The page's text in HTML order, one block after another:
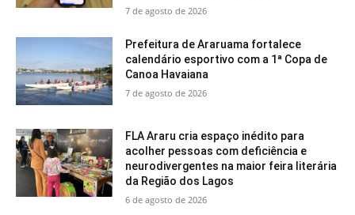
7 de agosto de 2026
Prefeitura de Araruama fortalece
calendário esportivo com a 1ª Copa de
Canoa Havaiana
7 de agosto de 2026
FLA Araru cria espaço inédito para
acolher pessoas com deficiência e
neurodivergentes na maior feira literária
da Região dos Lagos
6 de agosto de 2026